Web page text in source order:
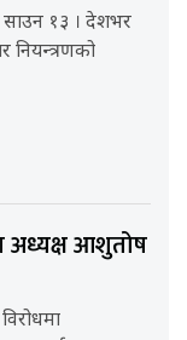
साउन १३ । देशभर
नियन्त्रणको
अध्यक्ष आशुतोष